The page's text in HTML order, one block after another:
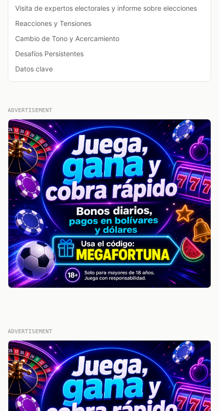
Visita de expertos electorales y informe sobre elecciones
Reacciones y Tensiones
Cambio de Tono y Acercamiento
Desafíos Persistentes
Datos clave
ADVERTISEMENT
ADVERTISEMENT